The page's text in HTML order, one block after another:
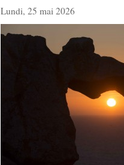
Lundi, 25 mai 2026